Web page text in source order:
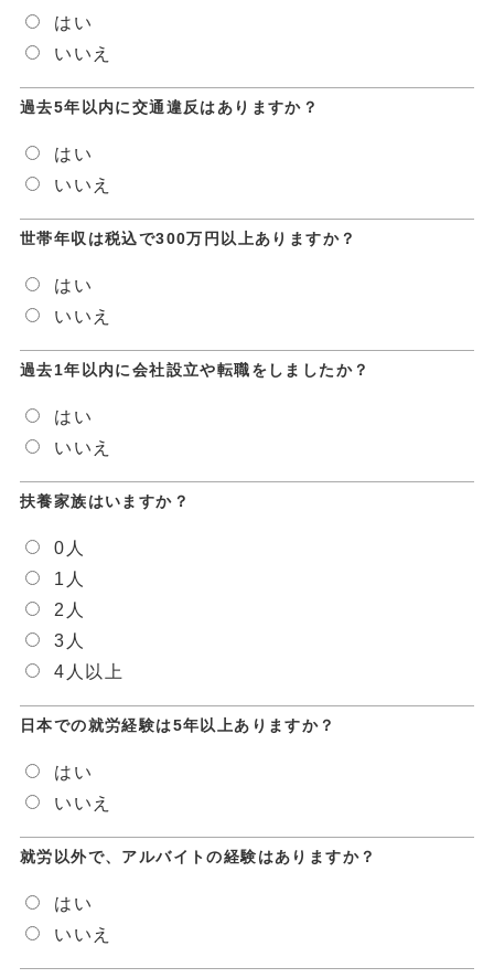
はい
いいえ
過去5年以内に交通違反はありますか？
はい
いいえ
世帯年収は税込で300万円以上ありますか？
はい
いいえ
過去1年以内に会社設立や転職をしましたか？
はい
いいえ
扶養家族はいますか？
0人
1人
2人
3人
4人以上
日本での就労経験は5年以上ありますか？
はい
いいえ
就労以外で、アルバイトの経験はありますか？
はい
いいえ